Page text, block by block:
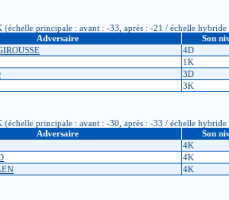
principale : avant : -33, après : -21 / échelle hybride
Adversaire Son
4D
1K
3D
3K
principale : avant : -30, après : -33 / échelle hybride
Adversaire Son
4K
4K
4K